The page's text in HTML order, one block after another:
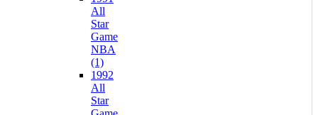
All
Star
Game
NBA
(1)
1992
All
Star